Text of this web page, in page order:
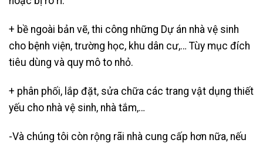
+ bề ngoài bản vẽ, thi công những Dự án nhà vệ sinh
cho bệnh viện, trường học, khu dân cư,… Tùy mục đích
tiêu dùng và quy mô to nhỏ.
+ phân phối, lắp đặt, sửa chữa các trang vật dụng thiết
yếu cho nhà vệ sinh, nhà tắm,…
-Và chúng tôi còn rộng rãi nhà cung cấp hơn nữa, nếu